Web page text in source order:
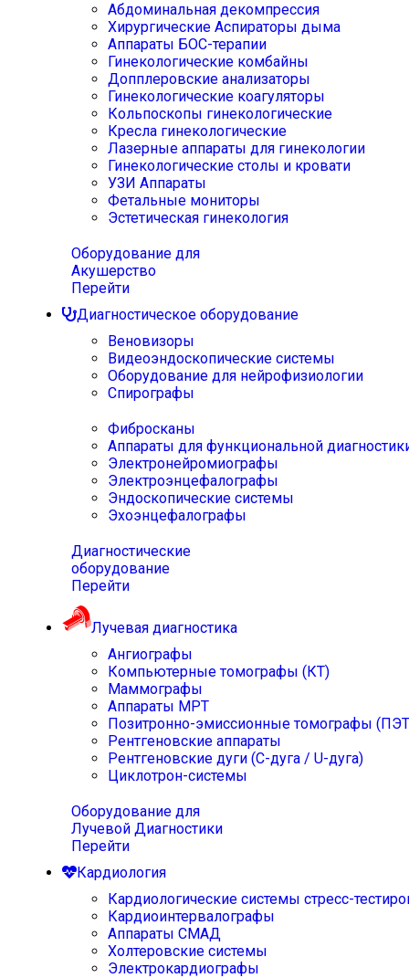
Абдоминальная декомпрессия
Хирургические Аспираторы дыма
Аппараты БОС-терапии
Гинекологические комбайны
Допплеровские анализаторы
Гинекологические коагуляторы
Кольпоскопы гинекологические
Кресла гинекологические
Лазерные аппараты для гинекологии
Гинекологические столы и кровати
УЗИ Аппараты
Фетальные мониторы
Эстетическая гинекология
Оборудование для
Акушерство
Перейти
Диагностическое оборудование
Веновизоры
Видеоэндоскопические системы
Оборудование для нейрофизиологии
Спирографы
Фибросканы
Аппараты для функциональной
Электронейромиографы
Электроэнцефалографы
Эндоскопические системы
Эхоэнцефалографы
Диагностические
оборудование
Перейти
Лучевая диагностика
Ангиографы
Компьютерные томографы (КТ)
Маммографы
Аппараты МРТ
Позитронно-эмиссионные томографы
Рентгеновские аппараты
Рентгеновские дуги (С-дуга / U-дуга)
Циклотрон-системы
Оборудование для
Лучевой Диагностики
Перейти
Кардиология
Кардиологические системы стресс-
Кардиоинтервалографы
Аппараты СМАД
Холтеровские системы
Электрокардиографы